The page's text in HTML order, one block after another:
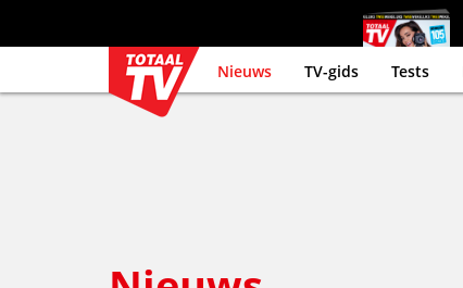
Nieuws TV-gids Tests